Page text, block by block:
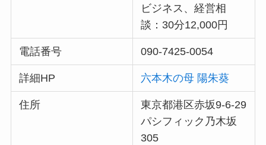
ビジネス、経営相
談：30分12,000円
電話番号 090-7425-0054
詳細HP 六本木の母 陽朱葵
住所
東京都港区赤坂9-6-29
パシフィック乃木坂
305